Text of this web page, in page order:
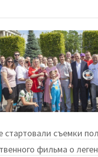
стартовали съемки
фильма о